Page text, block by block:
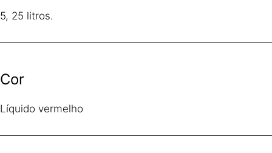
5, 25 litros.
Cor
Líquido vermelho